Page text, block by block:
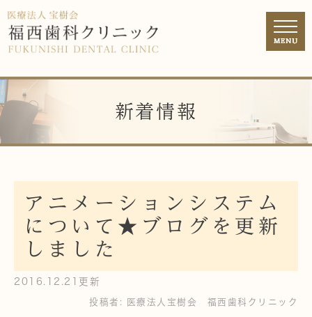
新着情報
アニメーションシステム
について★ブログを更新
しました
2016.12.21更新
投稿者: 医療法人宝樹会 福西歯科クリニック